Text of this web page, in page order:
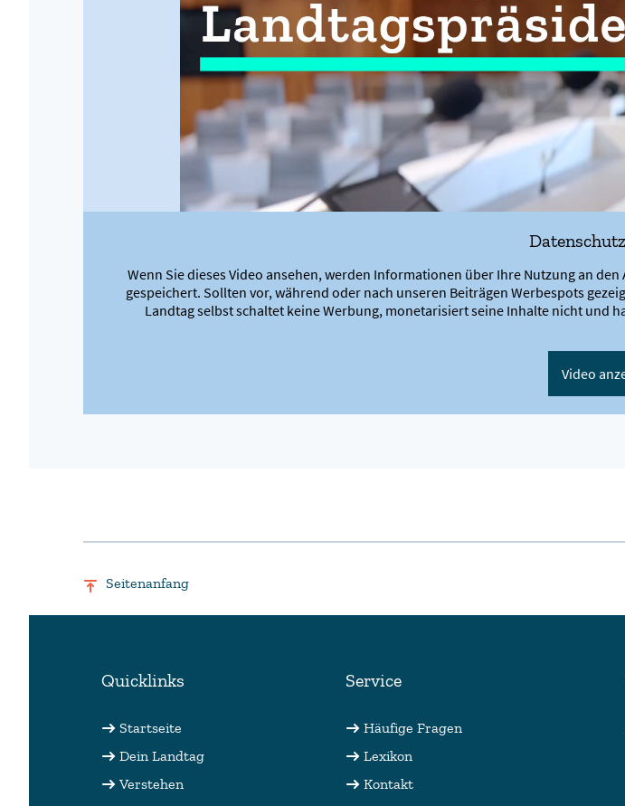
Wenn Sie dieses Video ansehen, werden Informationen über Ihre Nutzung an
gespeichert. Sollten vor, während oder nach unseren Beiträgen Werbespots
Landtag selbst schaltet keine Werbung, monetarisiert seine Inhalte nicht und
Video
Seitenanfang
Quicklinks
Startseite
Dein Landtag
Verstehen
Service
Häufige Fragen
Lexikon
Kontakt